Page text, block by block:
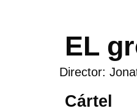
EL
Director:
Cártel